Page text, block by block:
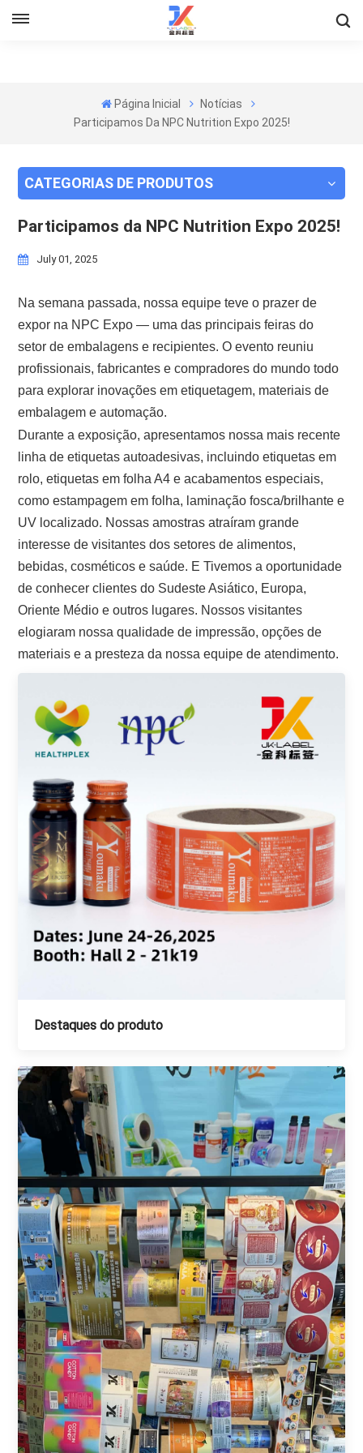
Página Inicial
Notícias
Participamos Da NPC Nutrition Expo 2025!
CATEGORIAS DE PRODUTOS
Participamos da NPC Nutrition Expo 2025!
July 01, 2025
Na semana passada, nossa equipe teve o prazer de
expor na NPC Expo — uma das principais feiras do
setor de embalagens e recipientes. O evento reuniu
profissionais, fabricantes e compradores do mundo todo
para explorar inovações em etiquetagem, materiais de
embalagem e automação.
Durante a exposição, apresentamos nossa mais recente
linha de etiquetas autoadesivas, incluindo etiquetas em
rolo, etiquetas em folha A4 e acabamentos especiais,
como estampagem em folha, laminação fosca/brilhante e
UV localizado. Nossas amostras atraíram grande
interesse de visitantes dos setores de alimentos,
bebidas, cosméticos e saúde. E Tivemos a oportunidade
de conhecer clientes do Sudeste Asiático, Europa,
Oriente Médio e outros lugares. Nossos visitantes
elogiaram nossa qualidade de impressão, opções de
materiais e a presteza da nossa equipe de atendimento.
Destaques do produto